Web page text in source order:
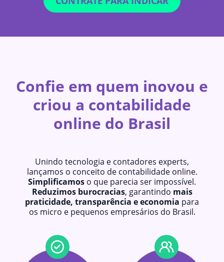
Confie em quem inovou e
criou a contabilidade
online do Brasil
Unindo tecnologia e contadores experts,
lançamos o conceito de contabilidade online.
Simplificamos o que parecia ser impossível.
Reduzimos burocracias, garantindo mais
praticidade, transparência e economia para
os micro e pequenos empresários do Brasil.